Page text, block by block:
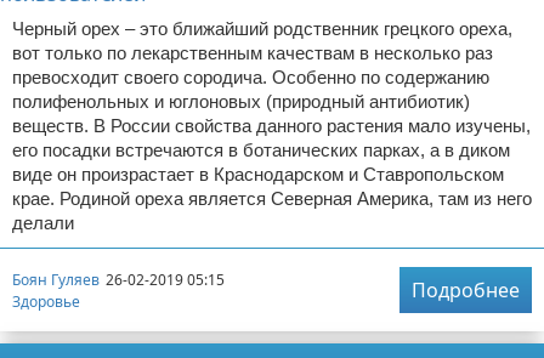
Черный орех – это ближайший родственник грецкого ореха,
вот только по лекарственным качествам в несколько раз
превосходит своего сородича. Особенно по содержанию
полифенольных и юглоновых (природный антибиотик)
веществ. В России свойства данного растения мало изучены,
его посадки встречаются в ботанических парках, а в диком
виде он произрастает в Краснодарском и Ставропольском
крае. Родиной ореха является Северная Америка, там из него
делали
Боян Гуляев 26-02-2019 05:15
Здоровье
Подробнее